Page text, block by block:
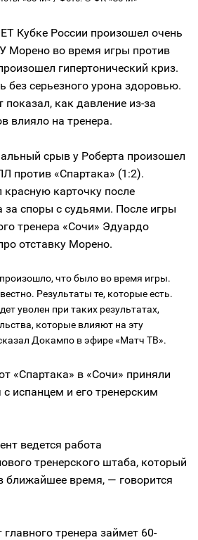
Кубке России произошел очень
Морено во время игры против
гипертонический криз.
без серьезного урона здоровью.
как давление из-за
влияло на тренера.
срыв у Роберта произошел
против «Спартака» (1:2).
красную карточку после
за споры с судьями. После игры
тренера «Сочи» Эдуардо
отставку Морено.
что было во время игры.
Результаты те, которые есть.
уволен при таких результатах,
которые влияют на эту
Докампо в эфире «Матч ТВ».
«Спартака» в «Сочи» приняли
испанцем и его тренерским
ведется работа
тренерского штаба, который
ближайшее время, — говорится
тренера займет 60-